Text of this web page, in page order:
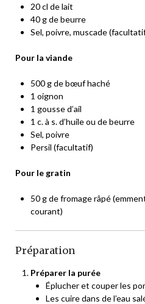
20 cl de lait
40 g de beurre
Sel, poivre, muscade
Pour la viande
500 g de bœuf haché
1 oignon
1 gousse d’ail
1 c. à s. d’huile ou de beurre
Sel, poivre
Persil (facultatif)
Pour le gratin
50 g de fromage râpé
courant)
Préparation
Préparer la purée
Éplucher et couper les
Les cuire dans de l’eau